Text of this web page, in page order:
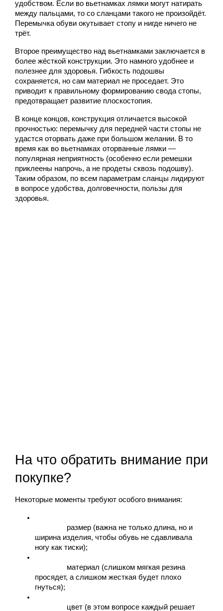
удобством. Если во вьетнамках лямки могут натирать
между пальцами, то со сланцами такого не произойдёт.
Перемычка обуви окутывает стопу и нигде ничего не
трёт.
Второе преимущество над вьетнамками заключается в
более жёсткой конструкции. Это намного удобнее и
полезнее для здоровья. Гибкость подошвы
сохраняется, но сам материал не проседает. Это
приводит к правильному формированию свода стопы,
предотвращает развитие плоскостопия.
В конце концов, конструкция отличается высокой
прочностью: перемычку для передней части стопы не
удастся оторвать даже при большом желании. В то
время как во вьетнамках оторванные лямки —
популярная неприятность (особенно если ремешки
приклеены напрочь, а не продеты сквозь подошву).
Таким образом, по всем параметрам сланцы лидируют
в вопросе удобства, долговечности, пользы для
здоровья.
На что обратить внимание при
покупке?
Некоторые моменты требуют особого внимания:
размер (важна не только длина, но и
ширина изделия, чтобы обувь не сдавливала
ногу как тиски);
материал (слишком мягкая резина
просядет, а слишком жесткая будет плохо
гнуться);
цвет (в этом вопросе каждый решает